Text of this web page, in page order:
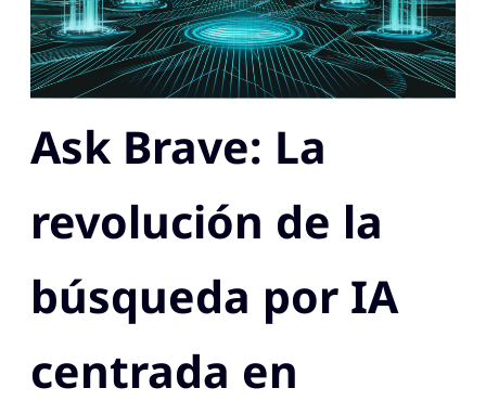
Ask Brave: La
revolución de la
búsqueda por IA
centrada en